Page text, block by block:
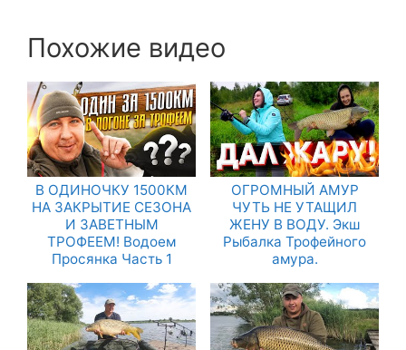
Похожие видео
В ОДИНОЧКУ 1500КМ
НА ЗАКРЫТИЕ СЕЗОНА
И ЗАВЕТНЫМ
ТРОФЕЕМ! Водоем
Просянка Часть 1
ОГРОМНЫЙ АМУР
ЧУТЬ НЕ УТАЩИЛ
ЖЕНУ В ВОДУ. Экш
Рыбалка Трофейного
амура.